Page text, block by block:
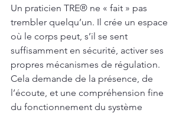
Un praticien TRE® ne « fait » pas
trembler quelqu’un. Il crée un espace
où le corps peut, s’il se sent
suffisamment en sécurité, activer ses
propres mécanismes de régulation.
Cela demande de la présence, de
l’écoute, et une compréhension fine
du fonctionnement du système